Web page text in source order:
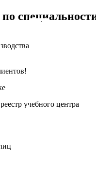
учебного центра